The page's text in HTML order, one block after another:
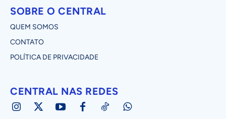
SOBRE O CENTRAL
QUEM SOMOS
CONTATO
POLÍTICA DE PRIVACIDADE
CENTRAL NAS REDES